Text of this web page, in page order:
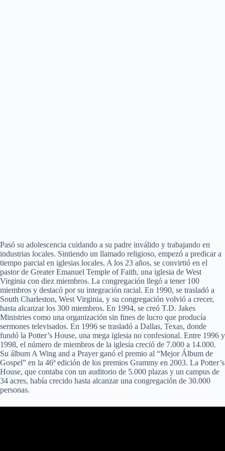
Pasó su adolescencia cuidando a su padre inválido y trabajando en
industrias locales. Sintiendo un llamado religioso, empezó a predicar a
tiempo parcial en iglesias locales. A los 23 años, se convirtió en el
pastor de Greater Emanuel Temple of Faith, una iglesia de West
Virginia con diez miembros. La congregación llegó a tener 100
miembros y destacó por su integración racial. En 1990, se trasladó a
South Charleston, West Virginia, y su congregación volvió a crecer,
hasta alcanzar los 300 miembros. En 1994, se creó T.D. Jakes
Ministries como una organización sin fines de lucro que producía
sermones televisados. En 1996 se trasladó a Dallas, Texas, donde
fundó la Potter’s House, una mega iglesia no confesional. Entre 1996 y
1998, el número de miembros de la iglesia creció de 7.000 a 14.000.
Su álbum A Wing and a Prayer ganó el premio al “Mejor Álbum de
Gospel” en la 46ª edición de los premios Grammy en 2003. La Potter’s
House, que contaba con un auditorio de 5.000 plazas y un campus de
34 acres, había crecido hasta alcanzar una congregación de 30.000
personas.